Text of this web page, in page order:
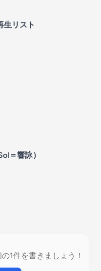
生リスト
＝響詠）
1件を書きましょう！